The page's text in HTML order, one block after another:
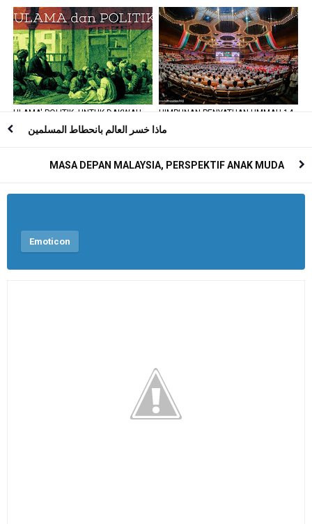
RABBANI DAN SYUMUL
ULAMA' POLITIK, UNTUK DAKWAH
HIMPUNAN PENYATUAN UMMAH 14
ماذا خسر العالم بانحطاط المسلمين
MASA DEPAN MALAYSIA, PERSPEKTIF ANAK MUDA
Emoticon